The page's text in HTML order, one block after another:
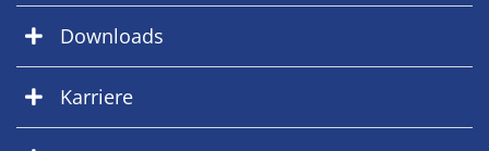
Downloads
Karriere